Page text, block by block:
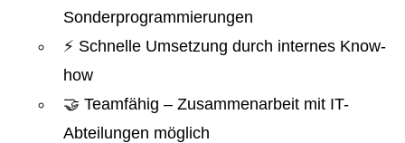
Sonderprogrammierungen
⚡ Schnelle Umsetzung durch internes Know-
how
🤝 Teamfähig – Zusammenarbeit mit IT-
Abteilungen möglich